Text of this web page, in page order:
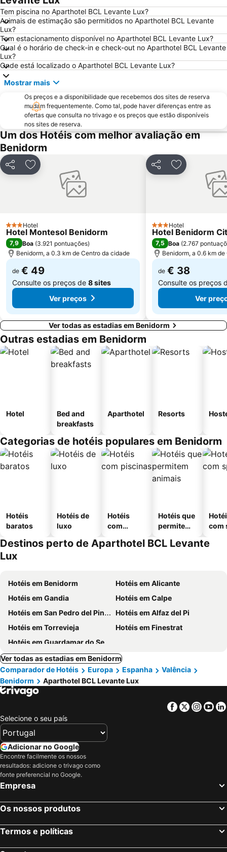
Festilandia
Aqualandia
Platja de La Cala de Finestrat
Playa de la Ermita
Avenida Jaime I
Aqua Natura
Centro
El Portet
Port de Denia
Cala Granadella
Estación de Autobuses de Alicante
Ermita de Sanz
Parc d'Elx
Marina de Denia
Campoamor
Casino Mediterráneo
Guardamar
Puerto de Jávea
Plaza de Toros de Alicante
Mercado
Terra Natura
El Carabassi
Tem piscina no Aparthotel BCL Levante Lux?
Animais de estimação são permitidos no Aparthotel BCL Levante
Lux?
Tem estacionamento disponível no Aparthotel BCL Levante Lux?
Qual é o horário de check-in e check-out no Aparthotel BCL Levante
Lux?
Onde está localizado o Aparthotel BCL Levante Lux?
Mostrar mais
Os preços e a disponibilidade que recebemos dos sites de reserva
mudam frequentemente. Como tal, pode haver diferenças entre as
ofertas que consulta no trivago e os preços que estão disponíveis
nos sites de reserva.
Um dos Hotéis com melhor avaliação em
Benidorm
PartilharAdicionar aos favoritos
3 Estrelas
Hotel
Hotel Montesol Benidorm
7,9 Boa (3.921 pontuações)
Benidorm, a 0.3 km de Centro da cidade
de € 49
Consulte os preços de 8 sites
Ver preços
PartilharAdicionar
3 Estrelas
Hotel
Hotel Benidorm
7,5 Boa (2.767
Benidorm, a 0.6 km
de € 38
Consulte os preços
Ver
Ver todas as estadias em Benidorm
Outras estadias em Benidorm
Hotel
Bed and
breakfasts
Aparthotel Resorts
Categorias de hotéis populares em Benidorm
Hotéis
baratos
Hotéis de
luxo
Hotéis
com
Hotéis que
permitem
com
Destinos perto de Aparthotel BCL Levante
Lux
Hotéis em Benidorm
Hotéis em Alicante
Hotéis em Gandia
Hotéis em Calpe
Hotéis em San Pedro del Pinatar
Hotéis em Alfaz del Pi
Hotéis em Torrevieja
Hotéis em Finestrat
Hotéis em Guardamar do Segura
Ver todas as estadias em Benidorm
Comparador de Hotéis
Europa Espanha
Valência
Benidorm
Aparthotel BCL Levante Lux
Facebook
Twitter
Selecione o seu país
Adicionar no Google
Encontre facilmente os nossos
resultados: adicione o trivago como
fonte preferencial no Google.
Empresa
Os nossos produtos
Termos e políticas